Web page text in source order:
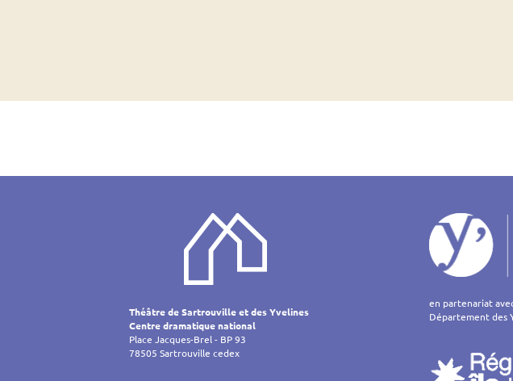
Théâtre de Sartrouville et des Yvelines
Centre dramatique national
Place Jacques-Brel - BP 93
78505 Sartrouville cedex
en partenariat
Département des